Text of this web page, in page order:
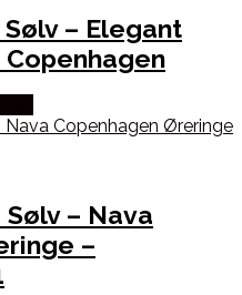
– Elegant
– Nava
–